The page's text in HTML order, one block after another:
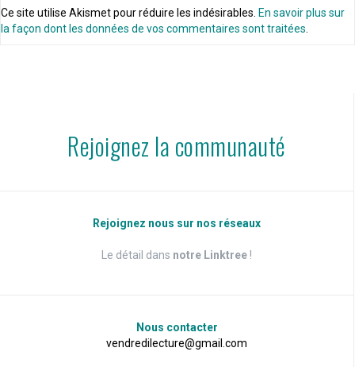
Ce site utilise Akismet pour réduire les indésirables. En savoir plus sur
la façon dont les données de vos commentaires sont traitées
Rejoignez la communauté
Rejoignez nous sur nos réseaux
Le détail dans notre Linktree !
Nous contacter
vendredilecture@gmail.com